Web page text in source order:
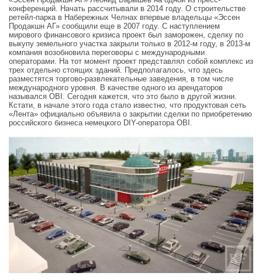
конференций. Начать рассчитывали в 2014 году. О строительстве
ретейл-парка в Набережных Челнах впервые владельцы «Эссен
Продакшн АГ» сообщили еще в 2007 году. С наступлением
мирового финансового кризиса проект был заморожен, сделку по
выкупу земельного участка закрыли только в 2012-м году, в 2013-м
компания возобновила переговоры с международными
операторами. На тот момент проект представлял собой комплекс из
трех отдельно стоящих зданий. Предполагалось, что здесь
разместятся торгово-развлекательные заведения, в том числе
международного уровня. В качестве одного из арендаторов
назывался OBI. Сегодня кажется, что это было в другой жизни.
Кстати, в начале этого года стало известно, что продуктовая сеть
«Лента» официально объявила о закрытии сделки по приобретению
российского бизнеса немецкого DIY-оператора OBI.